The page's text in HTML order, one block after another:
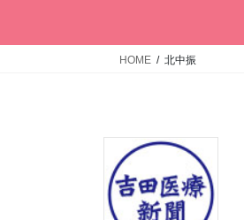
HOME 北中振